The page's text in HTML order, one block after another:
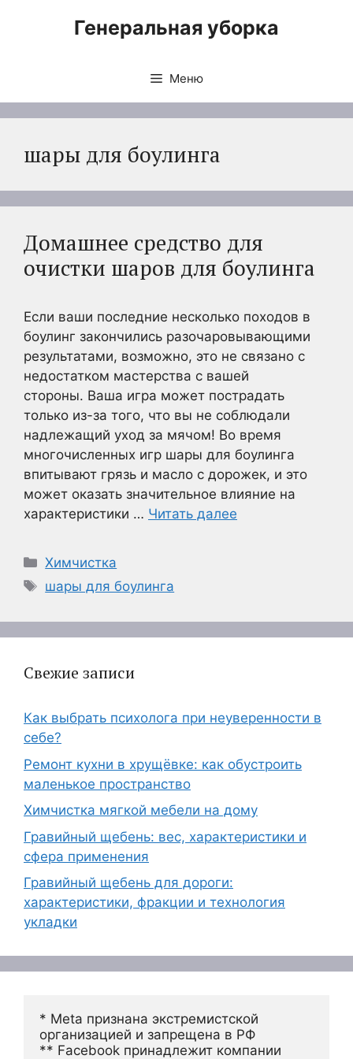
Генеральная уборка
Меню
шары для боулинга
Домашнее средство для
очистки шаров для боулинга
Если ваши последние несколько походов в
боулинг закончились разочаровывающими
результатами, возможно, это не связано с
недостатком мастерства с вашей
стороны. Ваша игра может пострадать
только из-за того, что вы не соблюдали
надлежащий уход за мячом! Во время
многочисленных игр шары для боулинга
впитывают грязь и масло с дорожек, и это
может оказать значительное влияние на
характеристики … Читать далее
Рубрики
Химчистка
Метки
шары для боулинга
Свежие записи
Как выбрать психолога при неуверенности в
себе?
Ремонт кухни в хрущёвке: как обустроить
маленькое пространство
Химчистка мягкой мебели на дому
Гравийный щебень: вес, характеристики и
сфера применения
Гравийный щебень для дороги:
характеристики, фракции и технология
укладки
* Meta признана экстремистской
организацией и запрещена в РФ
** Facebook принадлежит компании